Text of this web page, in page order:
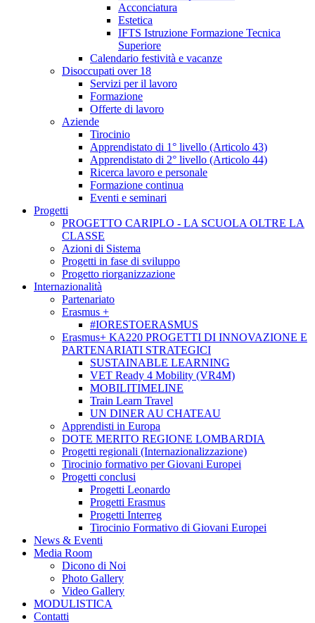
Acconciatura
Estetica
IFTS Istruzione Formazione Tecnica
Superiore
Calendario festività e vacanze
Disoccupati over 18
Servizi per il lavoro
Formazione
Offerte di lavoro
Aziende
Tirocinio
Apprendistato di 1° livello (Articolo 43)
Apprendistato di 2° livello (Articolo 44)
Ricerca lavoro e personale
Formazione continua
Eventi e seminari
Progetti
PROGETTO CARIPLO - LA SCUOLA OLTRE LA
CLASSE
Azioni di Sistema
Progetti in fase di sviluppo
Progetto riorganizzazione
Internazionalità
Partenariato
Erasmus +
#IORESTOERASMUS
Erasmus+ KA220 PROGETTI DI INNOVAZIONE E
PARTENARIATI STRATEGICI
SUSTAINABLE LEARNING
VET Ready 4 Mobility (VR4M)
MOBILITIMELINE
Train Learn Travel
UN DINER AU CHATEAU
Apprendisti in Europa
DOTE MERITO REGIONE LOMBARDIA
Progetti regionali (Internazionalizzazione)
Tirocinio formativo per Giovani Europei
Progetti conclusi
Progetti Leonardo
Progetti Erasmus
Progetti Interreg
Tirocinio Formativo di Giovani Europei
News & Eventi
Media Room
Dicono di Noi
Photo Gallery
Video Gallery
MODULISTICA
Contatti